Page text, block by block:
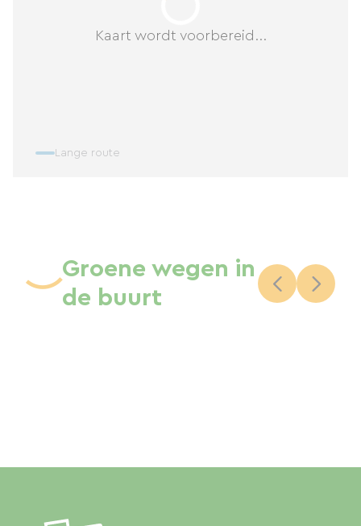
Kaart wordt voorbereid...
Lange route
Groene wegen in
de buurt